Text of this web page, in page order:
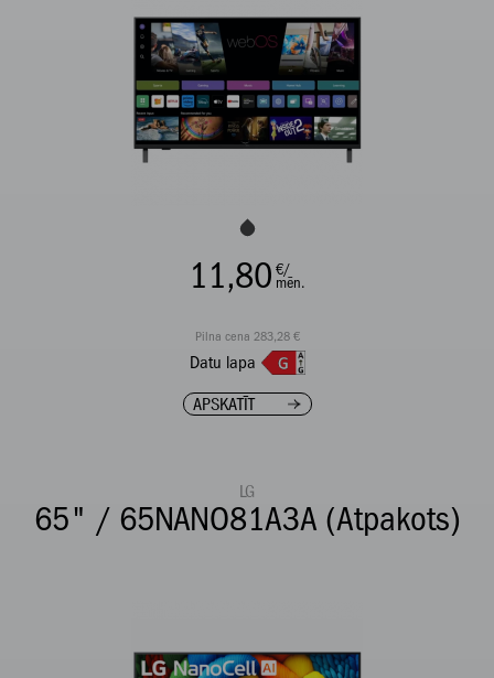
11,80 €/
mēn.
Pilna cena 283,28 €
Datu lapa
APSKATĪT
LG
65" / 65NANO81A3A (Atpakots)